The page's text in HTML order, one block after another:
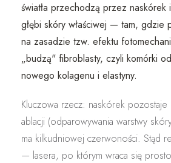
światła przechodzą przez
głębi skóry właściwej — tam, gdzie
na zasadzie tzw. efektu
„budzą" fibroblasty, czyli komórki
nowego kolagenu i elastyny.
Kluczowa rzecz: naskórek pozostaje
ablacji (odparowywania warstwy
ma kilkudniowej czerwoności. Stąd
— lasera, po którym wraca się